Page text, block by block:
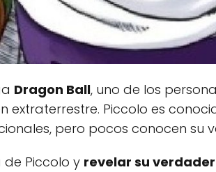
Dragon Ball, uno de los
extraterrestre. Piccolo es
pero pocos conocen su
Piccolo y revelar su